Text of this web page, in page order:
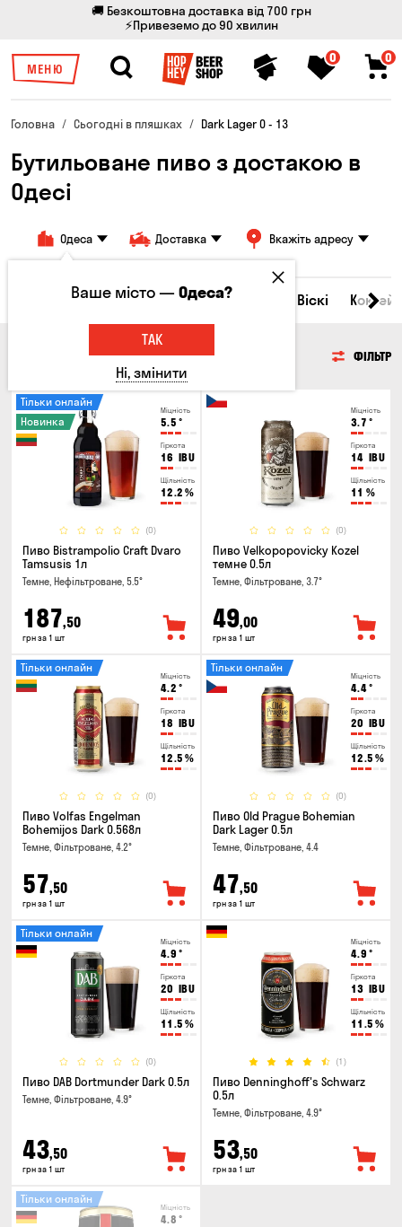
🚚 Безкоштовна доставка від 700 грн
⚡Привеземо до 90 хвилин
МЕНЮ
0 0
Головна Сьогодні в пляшках Dark Lager 0 - 13
Бутильоване пиво з достакою в
Одесі
Одеса Доставка Вкажіть адресу
Всі товари Пиво Сидр Віскі
ФІЛЬТР
Міцність
5.5 °
Гіркота
16 IBU
Щільність
12.2 %
(0)
Тільки онлайн
Новинка
Пиво Bistrampolio Craft Dvaro
Tamsusis 1л
Темне, Нефільтроване, 5.5°
187,50
грн за 1 шт
Міцність
3.7 °
Гіркота
14 IBU
Щільність
11 %
(0)
Пиво Velkopopovicky Kozel
темне 0.5л
Темне, Фільтроване, 3.7°
49,00
грн за 1 шт
Міцність
4.2 °
Гіркота
18 IBU
Щільність
12.5 %
(0)
Тільки онлайн
Пиво Volfas Engelman
Bohemijos Dark 0.568л
Темне, Фільтроване, 4.2°
57,50
грн за 1 шт
Міцність
4.4°
Гіркота
20 IBU
Щільність
12.5 %
(0)
Тільки онлайн
Пиво Old Prague Bohemian
Dark Lager 0.5л
Темне, Фільтроване, 4.4
47,50
грн за 1 шт
Міцність
4.9 °
Гіркота
20 IBU
Щільність
11.5 %
(0)
Тільки онлайн
Пиво DAB Dortmunder Dark 0.5л
Темне, Фільтроване, 4.9°
43,50
грн за 1 шт
Міцність
4.9 °
Гіркота
13 IBU
Щільність
11.5 %
(1)
Пиво Denninghoff's Schwarz
0.5л
Темне, Фільтроване, 4.9°
53,50
грн за 1 шт
Міцність
4.8 °
Тільки онлайн
Ваше місто —Одеса?
ТАК
Ні, змінити